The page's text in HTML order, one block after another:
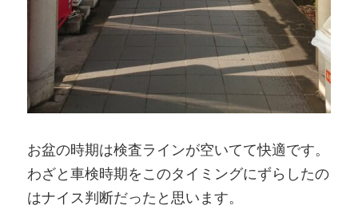
お盆の時期は検査ラインが空いてて快適です。
わざと車検時期をこのタイミングにずらしたの
はナイス判断だったと思います。